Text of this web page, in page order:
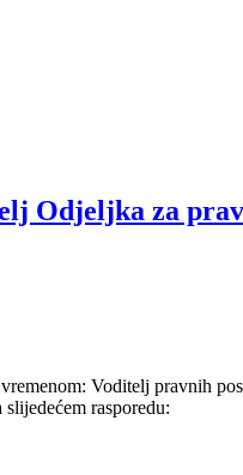
Odjeljka za
Voditelj pravnih
slijedećem rasporedu: